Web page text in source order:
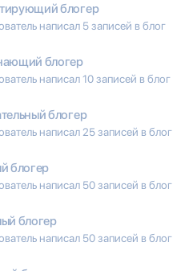
блогер
написал 5 записей в блог
блогер
написал 10 записей в блог
блогер
написал 25 записей в блог
блогер
написал 50 записей в блог
блогер
написал 50 записей в блог